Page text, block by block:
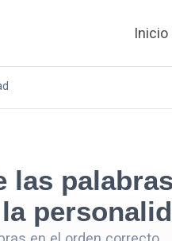
Inicio
las